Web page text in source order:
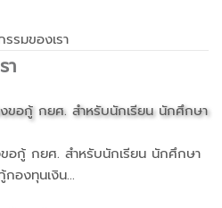
รมของเรา
า
อกู้ กยศ. สำหรับนักเรียน นักศึกษา
องทุนเงิน...